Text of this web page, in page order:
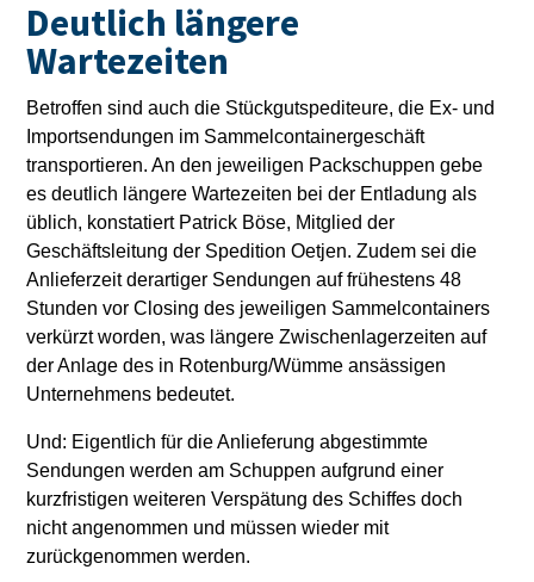
Deutlich längere
Wartezeiten
Betroffen sind auch die Stückgutspediteure, die Ex- und
Importsendungen im Sammelcontainergeschäft
transportieren. An den jeweiligen Packschuppen gebe
es deutlich längere Wartezeiten bei der Entladung als
üblich, konstatiert Patrick Böse, Mitglied der
Geschäftsleitung der Spedition Oetjen. Zudem sei die
Anlieferzeit derartiger Sendungen auf frühestens 48
Stunden vor Closing des jeweiligen Sammelcontainers
verkürzt worden, was längere Zwischenlagerzeiten auf
der Anlage des in Rotenburg/Wümme ansässigen
Unternehmens bedeutet.
Und: Eigentlich für die Anlieferung abgestimmte
Sendungen werden am Schuppen aufgrund einer
kurzfristigen weiteren Verspätung des Schiffes doch
nicht angenommen und müssen wieder mit
zurückgenommen werden.